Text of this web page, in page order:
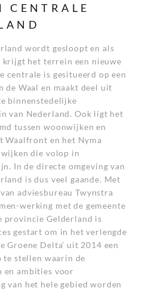
CENTRALE
wordt gesloopt en als
krijgt het terrein een nieuwe
centrale is gesitueerd op een
de Waal en maakt deel uit
binnenstedelijke
van Nederland. Ook ligt het
tussen woonwijken en
Waalfront en het Nyma
die volop in
In de directe omgeving van
is dus veel gaande. Met
adviesbureau Twynstra
werking met de gemeente
provincie Gelderland is
gestart om in het verlengde
Groene Delta’ uit 2014 een
te stellen waarin de
en ambities voor
van het hele gebied worden